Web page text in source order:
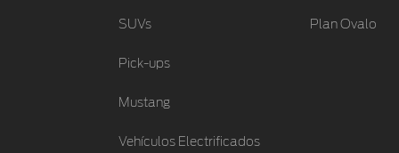
SUVs
Pick-ups
Mustang
Vehículos Electrificados
Plan Ovalo